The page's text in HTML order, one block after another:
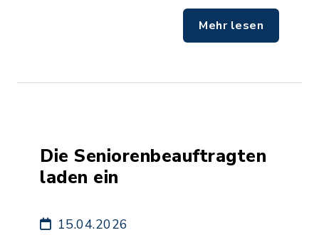
Mehr lesen
Die Seniorenbeauftragten
laden ein
15.04.2026